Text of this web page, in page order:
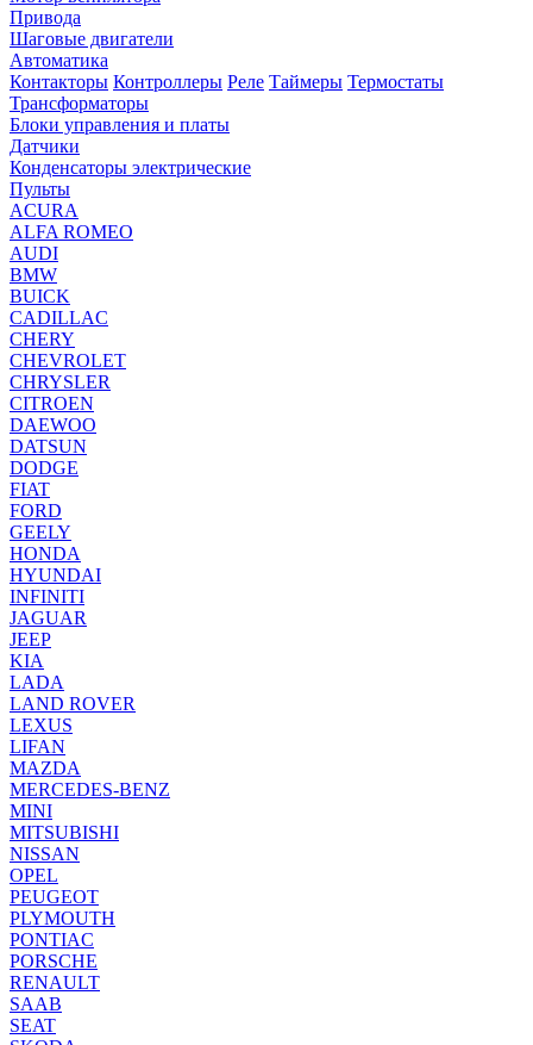
Привода
Шаговые двигатели
Автоматика
Контакторы Контроллеры Реле Таймеры Термостаты
Трансформаторы
Блоки управления и платы
Датчики
Конденсаторы электрические
Пульты
ACURA
ALFA ROMEO
AUDI
BMW
BUICK
CADILLAC
CHERY
CHEVROLET
CHRYSLER
CITROEN
DAEWOO
DATSUN
DODGE
FIAT
FORD
GEELY
HONDA
HYUNDAI
INFINITI
JAGUAR
JEEP
KIA
LADA
LAND ROVER
LEXUS
LIFAN
MAZDA
MERCEDES-BENZ
MINI
MITSUBISHI
NISSAN
OPEL
PEUGEOT
PLYMOUTH
PONTIAC
PORSCHE
RENAULT
SAAB
SEAT